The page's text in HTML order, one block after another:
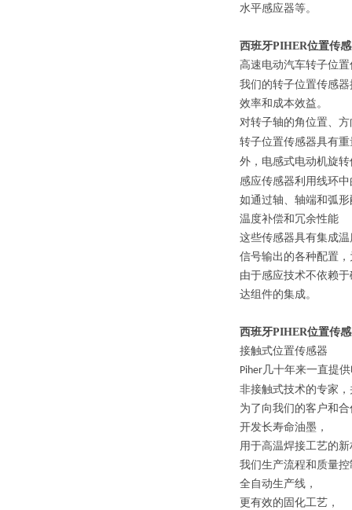
水平感应器等。
西班牙PIHER位置传
高速电动汽车转子位
我们的转子位置传感
效率和成本效益。
对转子轴的角位置、
转子位置传感器具有
外，电感式电动机旋
感应传感器利用线环
如通过轴、轴端和弧
温度补偿和冗余性能
这些传感器具有集成
信号输出的各种配置
由于感应技术不依赖
达组件的集成。
西班牙PIHER位置传
接触式位置传感器
Piher几十年来一直提
非接触式技术的专家
为了向我们的客户和
开发长寿命油墨，
用于高温焊接工艺的
我们生产流程和质量
全自动生产线，
更有效的固化工艺，